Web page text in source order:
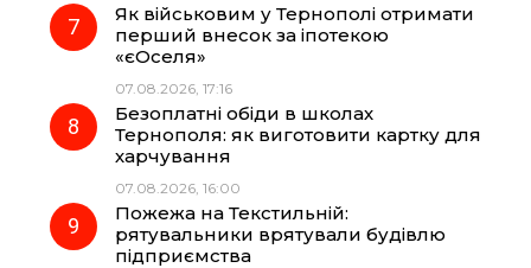
Як військовим у Тернополі отримати
перший внесок за іпотекою
«єОселя»
07.08.2026, 17:16
Безоплатні обіди в школах
Тернополя: як виготовити картку для
харчування
07.08.2026, 16:00
Пожежа на Текстильній:
рятувальники врятували будівлю
підприємства